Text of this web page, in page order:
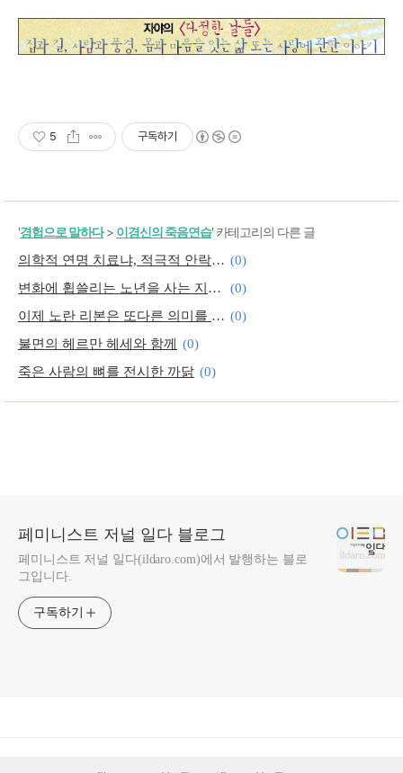
5 구독하기
'경험으로 말하다> 이경신의 죽음연습' 카테고리의 다른 글
의학적 연명 치료냐, 적극적 안락사냐? (0)
변화에 휩쓸리는 노년을 사는 지혜를 찾아
(0)
이제 노란 리본은 또다른 의미를 품는다 (0)
불면의 헤르만 헤세와 함께
(0)
죽은 사람의 뼈를 전시한 까닭 (0)
죽음의 문턱까지 다녀온 사람들의 이야기
(0)
페미니스트 저널 일다 블로그
페미니스트 저널 일다(ildaro.com)에서 발행하는 블로
그입니다.
구독하기